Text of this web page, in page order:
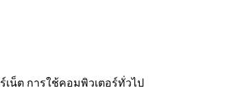
น็ต การใช้คอมพิวเตอร์ทั่วไป